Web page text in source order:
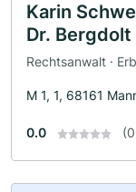
Karin
Dr.
Rechtsanwalt ·
M 1, 1, 68161
0.0